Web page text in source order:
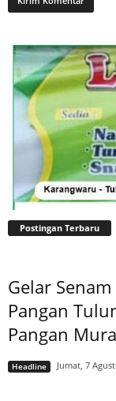
Postingan Terbaru
Gelar
Pangan
Pangan
Headline Jumat, 7